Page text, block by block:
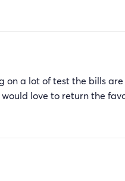
on a lot of test the bills
love to return the